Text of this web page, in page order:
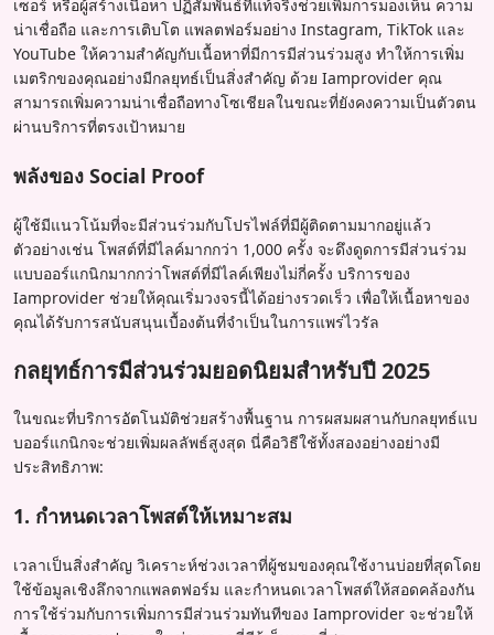
เซอร์ หรือผู้สร้างเนื้อหา ปฏิสัมพันธ์ที่แท้จริงช่วยเพิ่มการมองเห็น ความ
น่าเชื่อถือ และการเติบโต แพลตฟอร์มอย่าง Instagram, TikTok และ
YouTube ให้ความสำคัญกับเนื้อหาที่มีการมีส่วนร่วมสูง ทำให้การเพิ่ม
เมตริกของคุณอย่างมีกลยุทธ์เป็นสิ่งสำคัญ ด้วย Iamprovider คุณ
สามารถเพิ่มความน่าเชื่อถือทางโซเชียลในขณะที่ยังคงความเป็นตัวตน
ผ่านบริการที่ตรงเป้าหมาย
พลังของ Social Proof
ผู้ใช้มีแนวโน้มที่จะมีส่วนร่วมกับโปรไฟล์ที่มีผู้ติดตามมากอยู่แล้ว
ตัวอย่างเช่น โพสต์ที่มีไลค์มากกว่า 1,000 ครั้ง จะดึงดูดการมีส่วนร่วม
แบบออร์แกนิกมากกว่าโพสต์ที่มีไลค์เพียงไม่กี่ครั้ง บริการของ
Iamprovider ช่วยให้คุณเริ่มวงจรนี้ได้อย่างรวดเร็ว เพื่อให้เนื้อหาของ
คุณได้รับการสนับสนุนเบื้องต้นที่จำเป็นในการแพร่ไวรัล
กลยุทธ์การมีส่วนร่วมยอดนิยมสำหรับปี 2025
ในขณะที่บริการอัตโนมัติช่วยสร้างพื้นฐาน การผสมผสานกับกลยุทธ์แบ
บออร์แกนิกจะช่วยเพิ่มผลลัพธ์สูงสุด นี่คือวิธีใช้ทั้งสองอย่างอย่างมี
ประสิทธิภาพ:
1. กำหนดเวลาโพสต์ให้เหมาะสม
เวลาเป็นสิ่งสำคัญ วิเคราะห์ช่วงเวลาที่ผู้ชมของคุณใช้งานบ่อยที่สุดโดย
ใช้ข้อมูลเชิงลึกจากแพลตฟอร์ม และกำหนดเวลาโพสต์ให้สอดคล้องกัน
การใช้ร่วมกับการเพิ่มการมีส่วนร่วมทันทีของ Iamprovider จะช่วยให้